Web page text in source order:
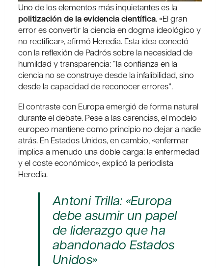
Uno de los elementos más inquietantes es la
politización de la evidencia científica. «El gran
error es convertir la ciencia en dogma ideológico y
no rectificar», afirmó Heredia. Esta idea conectó
con la reflexión de Padrós sobre la necesidad de
humildad y transparencia: “la confianza en la
ciencia no se construye desde la infalibilidad, sino
desde la capacidad de reconocer errores”.
El contraste con Europa emergió de forma natural
durante el debate. Pese a las carencias, el modelo
europeo mantiene como principio no dejar a nadie
atrás. En Estados Unidos, en cambio, «enfermar
implica a menudo una doble carga: la enfermedad
y el coste económico», explicó la periodista
Heredia.
Antoni Trilla: «Europa
debe asumir un papel
de liderazgo que ha
abandonado Estados
Unidos»